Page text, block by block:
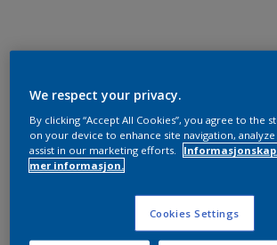
We respect your privacy.
By clicking “Accept All Cookies”, you agree to the
on your device to enhance site navigation, analyze
assist in our marketing efforts.
mer informasjon.
Cookies Settings